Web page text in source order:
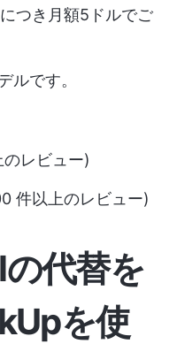
つき月額5ドルでご
ルです。
レビュー)
件以上のレビュー)
代替を
を使